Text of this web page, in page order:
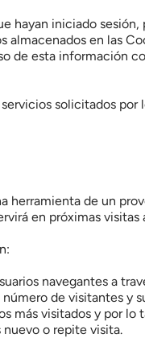
hayan iniciado
almacenados en las
de esta información
solicitados
herramienta de un
en próximas
navegantes a
de visitantes y
más visitados y por lo
nuevo o repite visita.